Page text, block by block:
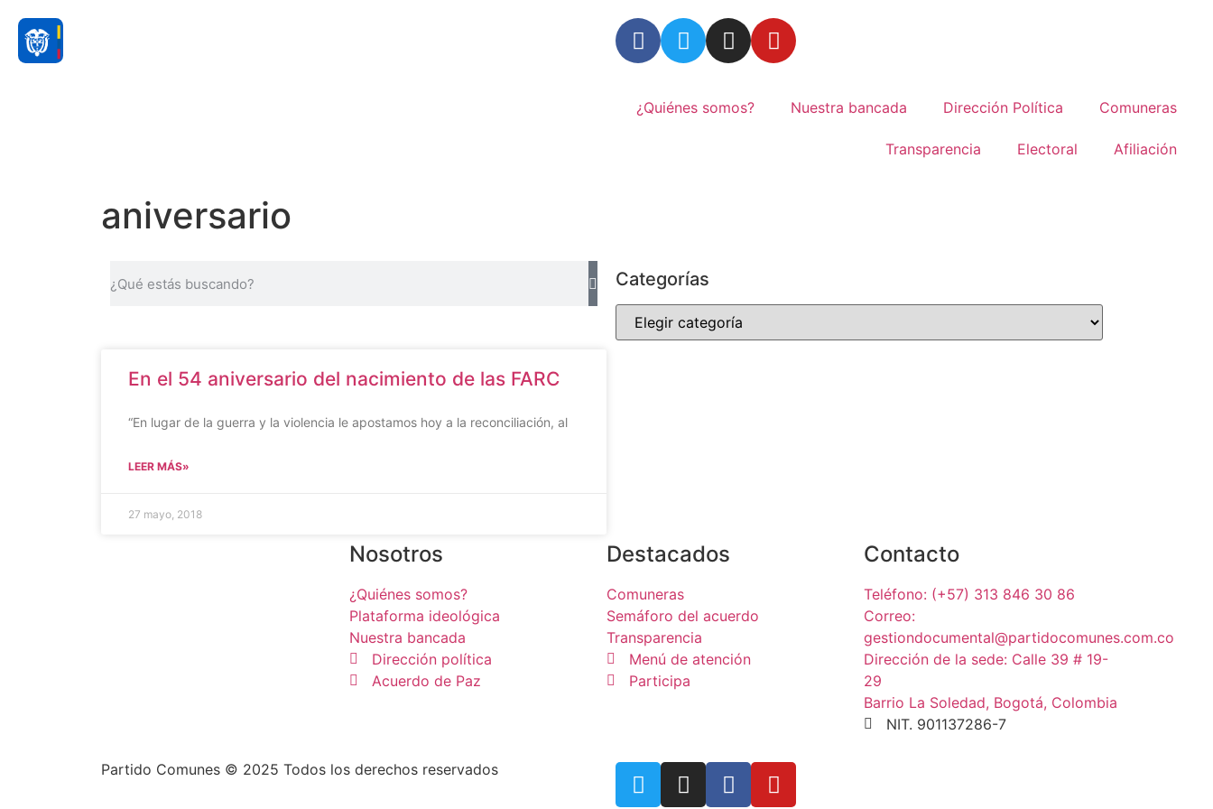
¿Quiénes somos? Nuestra bancada Dirección Política Comuneras
Transparencia Electoral Afiliación
aniversario
Categorías
En el 54 aniversario del nacimiento de las FARC
“En lugar de la guerra y la violencia le apostamos hoy a la reconciliación, al
LEER MÁS»
27 mayo, 2018
Nosotros
¿Quiénes somos?
Plataforma ideológica
Nuestra bancada
Dirección política
Acuerdo de Paz
Destacados
Comuneras
Semáforo del acuerdo
Transparencia
Menú de atención
Participa
Contacto
Teléfono: (+57) 313 846 30 86
Correo:
gestiondocumental@partidocomunes.com.co
Dirección de la sede: Calle 39 # 19-
29
Barrio La Soledad, Bogotá, Colombia
NIT. 901137286-7
Partido Comunes © 2025 Todos los derechos reservados